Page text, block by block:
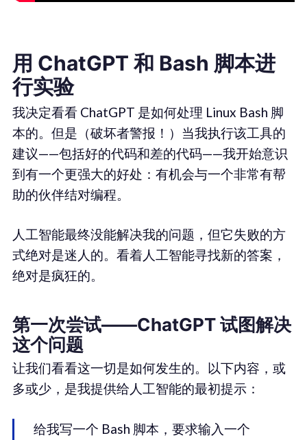
用 ChatGPT 和 Bash 脚本进
行实验
我决定看看 ChatGPT 是如何处理 Linux Bash 脚
本的。但是（破坏者警报！）当我执行该工具的
建议——包括好的代码和差的代码——我开始意识
到有一个更强大的好处：有机会与一个非常有帮
助的伙伴结对编程。
人工智能最终没能解决我的问题，但它失败的方
式绝对是迷人的。看着人工智能寻找新的答案，
绝对是疯狂的。
第一次尝试——ChatGPT 试图解决
这个问题
让我们看看这一切是如何发生的。以下内容，或
多或少，是我提供给人工智能的最初提示：
给我写一个 Bash 脚本，要求输入一个